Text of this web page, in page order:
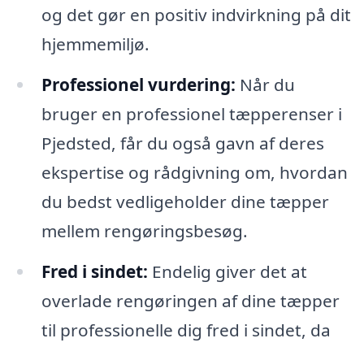
og det gør en positiv indvirkning på dit
hjemmemiljø.
Professionel vurdering: Når du
bruger en professionel tæpperenser i
Pjedsted, får du også gavn af deres
ekspertise og rådgivning om, hvordan
du bedst vedligeholder dine tæpper
mellem rengøringsbesøg.
Fred i sindet: Endelig giver det at
overlade rengøringen af dine tæpper
til professionelle dig fred i sindet, da